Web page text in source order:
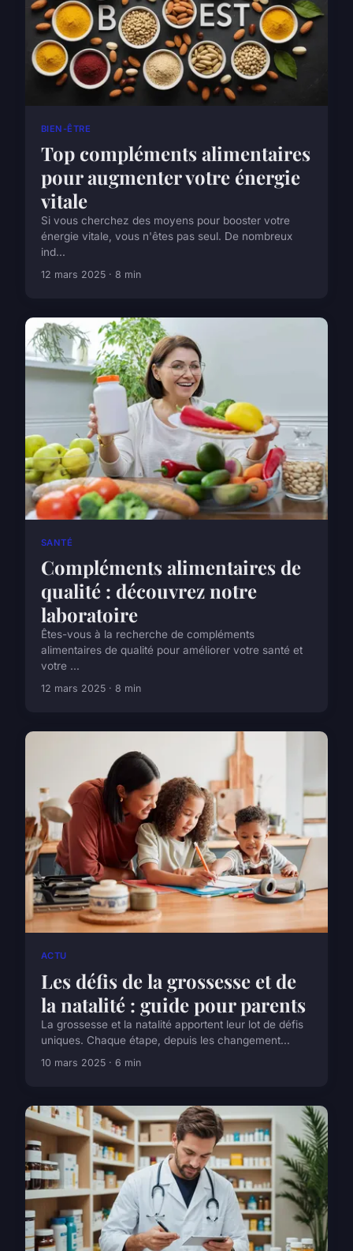
BIEN-ÊTRE
Top compléments alimentaires
pour augmenter votre énergie
vitale
Si vous cherchez des moyens pour booster votre
énergie vitale, vous n'êtes pas seul. De nombreux
ind...
12 mars 2025 · 8 min
SANTÉ
Compléments alimentaires de
qualité : découvrez notre
laboratoire
Êtes-vous à la recherche de compléments
alimentaires de qualité pour améliorer votre santé et
votre ...
12 mars 2025 · 8 min
ACTU
Les défis de la grossesse et de
la natalité : guide pour parents
La grossesse et la natalité apportent leur lot de défis
uniques. Chaque étape, depuis les changement...
10 mars 2025 · 6 min